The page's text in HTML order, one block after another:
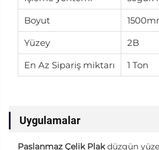
Boyut
Yüzey
2B
En Az Sipariş miktarı
1 Ton
Uygulamalar
Paslanmaz Çelik Plakdüzgün